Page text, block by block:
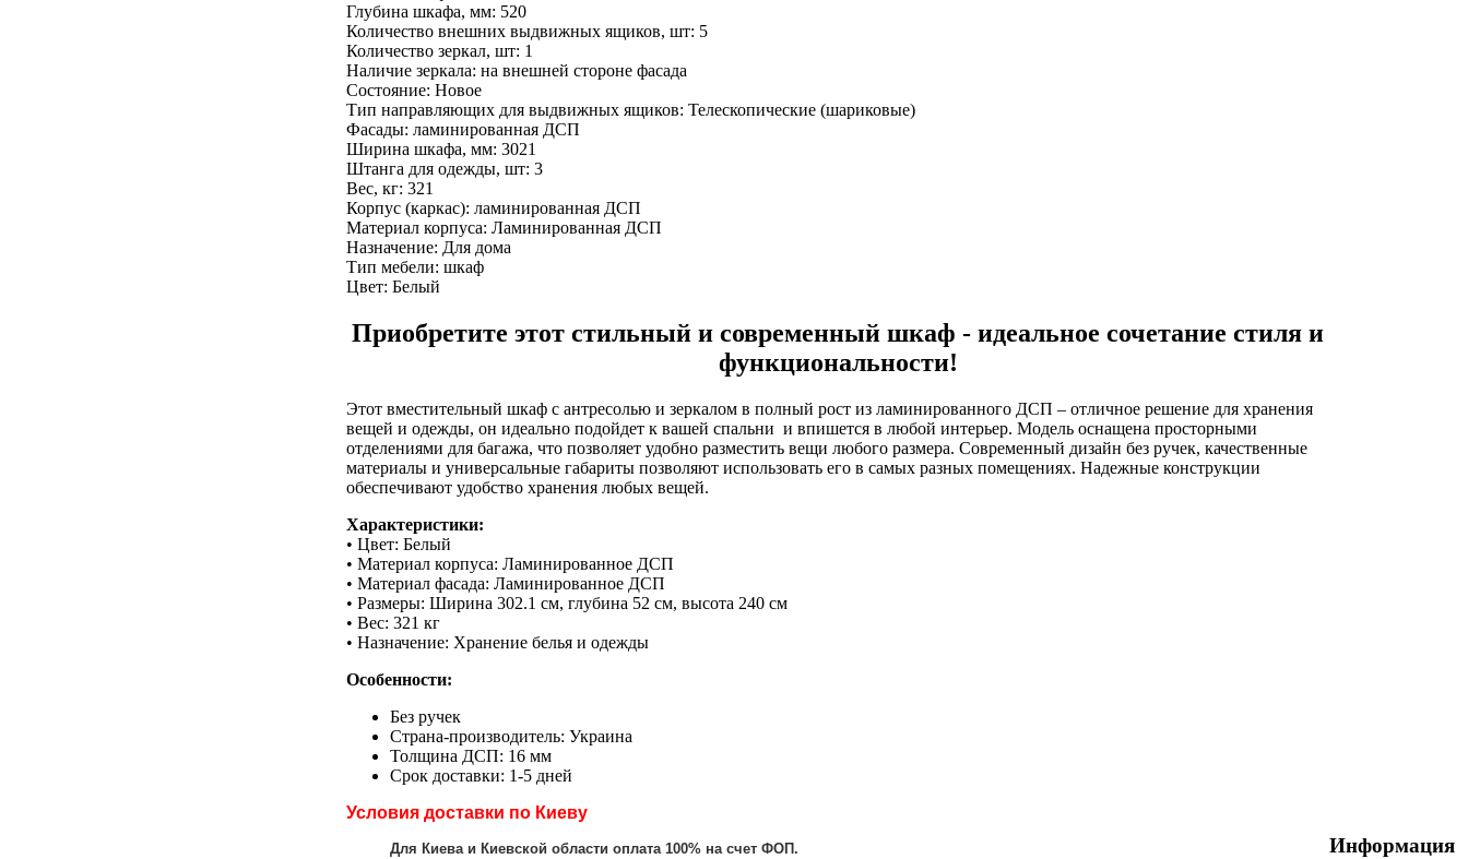
Глубина шкафа, мм: 520
Количество внешних выдвижных ящиков, шт: 5
Количество зеркал, шт: 1
Наличие зеркала: на внешней стороне фасада
Состояние: Новое
Тип направляющих для выдвижных ящиков: Телескопические (шариковые)
Фасады: ламинированная ДСП
Ширина шкафа, мм: 3021
Штанга для одежды, шт: 3
Вес, кг: 321
Корпус (каркас): ламинированная ДСП
Материал корпуса: Ламинированная ДСП
Назначение: Для дома
Тип мебели: шкаф
Цвет: Белый
Приобретите этот стильный и современный шкаф - идеальное сочетание стиля и
функциональности!
Этот вместительный шкаф с антресолью и зеркалом в полный рост из ламинированного ДСП – отличное решение для хранения
вещей и одежды, он идеально подойдет к вашей спальни и впишется в любой интерьер. Модель оснащена просторными
отделениями для багажа, что позволяет удобно разместить вещи любого размера. Современный дизайн без ручек, качественные
материалы и универсальные габариты позволяют использовать его в самых разных помещениях. Надежные конструкции
обеспечивают удобство хранения любых вещей.
Характеристики:
• Цвет: Белый
• Материал корпуса: Ламинированное ДСП
• Материал фасада: Ламинированное ДСП
• Размеры: Ширина 302.1 см, глубина 52 см, высота 240 см
• Вес: 321 кг
• Назначение: Хранение белья и одежды
Особенности:
Без ручек
Страна-производитель: Украина
Толщина ДСП: 16 мм
Срок доставки: 1-5 дней
Условия доставки по Киеву
Для Киева и Киевской области оплата 100% на счет ФОП. Информация